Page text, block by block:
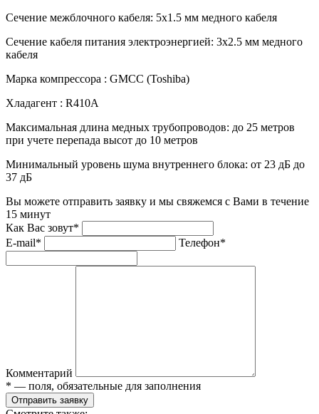
Сечение межблочного кабеля: 5х1.5 мм медного кабеля
Сечение кабеля питания электроэнергией: 3х2.5 мм медного
кабеля
Марка компрессора : GMCC (Toshiba)
Хладагент : R410A
Максимальная длина медных трубопроводов: до 25 метров
при учете перепада высот до 10 метров
Минимальный уровень шума внутреннего блока: от 23 дБ до
37 дБ
Вы можете отправить заявку и мы свяжемся с Вами в течение
15 минут
Как Вас зовут*
E-mail*
Телефон*
Комментарий
* — поля, обязательные для заполнения
Отправить заявку